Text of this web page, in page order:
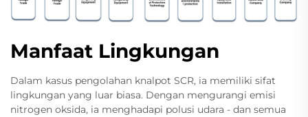
Manfaat Lingkungan
Dalam kasus pengolahan knalpot SCR, ia memiliki sifat
lingkungan yang luar biasa. Dengan mengurangi emisi
nitrogen oksida, ia menghadapi polusi udara - dan semua